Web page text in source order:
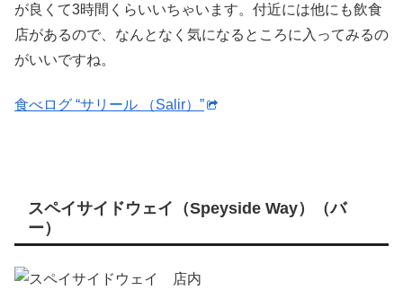
が良くて3時間くらいいちゃいます。付近には他にも飲食
店があるので、なんとなく気になるところに入ってみるの
がいいですね。
食べログ “サリール （Salir）”
スペイサイドウェイ（Speyside Way）（バ
ー）